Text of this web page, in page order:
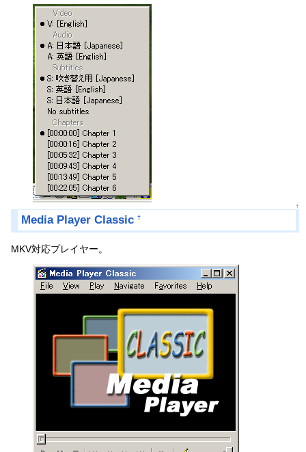
↑
Media Player Classic †
MKV対応プレイヤー。